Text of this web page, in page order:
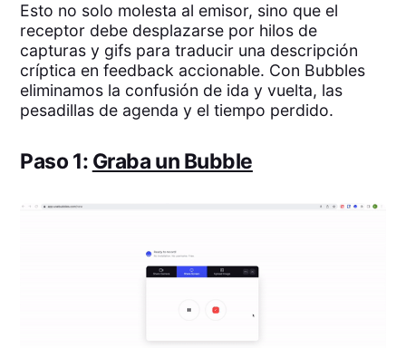
Esto no solo molesta al emisor, sino que el
receptor debe desplazarse por hilos de
capturas y gifs para traducir una descripción
críptica en feedback accionable. Con Bubbles
eliminamos la confusión de ida y vuelta, las
pesadillas de agenda y el tiempo perdido.
Paso 1: Graba un Bubble